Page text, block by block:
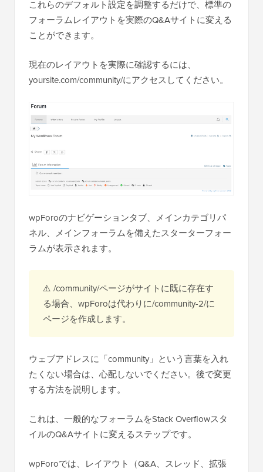
これらのデフォルト設定を調整するだけで、標準の
フォーラムレイアウトを実際のQ&Aサイトに変える
ことができます。
現在のレイアウトを実際に確認するには、
yoursite.com/community/にアクセスしてください。
wpForoのナビゲーションタブ、メインカテゴリパ
ネル、メインフォーラムを備えたスターターフォー
ラムが表示されます。
⚠️ /community/ページがサイトに既に存在す
る場合、wpForoは代わりに/community-2/に
ページを作成します。
ウェブアドレスに「community」という言葉を入れ
たくない場合は、心配しないでください。後で変更
する方法を説明します。
これは、一般的なフォーラムをStack Overflowスタ
イルのQ&Aサイトに変えるステップです。
wpForoでは、レイアウト（Q&A、スレッド、拡張